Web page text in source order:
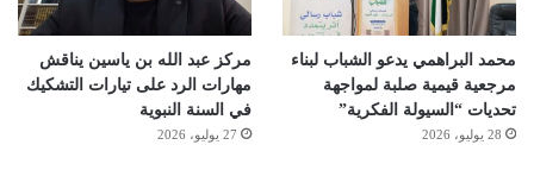
محمد البراهمي يدعو الشباب لبناء
مرجعية قيمية صلبة لمواجهة
تحديات “السيولة الفكرية”
28 يوليو، 2026
مركز عبد الله بن ياسين يناقش
مهارات الرد على تيارات التشكيك
في السنة النبوية
27 يوليو، 2026